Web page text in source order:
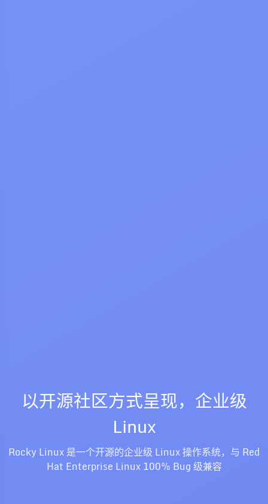
以开源社区方式呈现，企业级
Linux
Rocky Linux 是一个开源的企业级 Linux 操作系统，与 Red
Hat Enterprise Linux 100% Bug 级兼容